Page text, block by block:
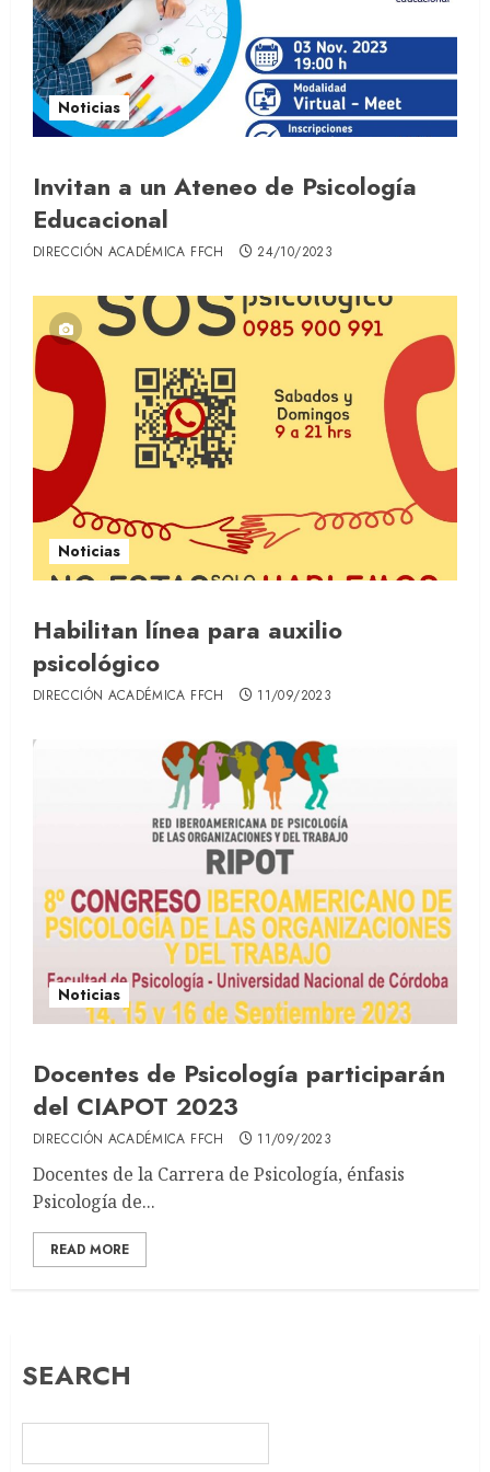
Noticias
Invitan a un Ateneo de Psicología
Educacional
DIRECCIÓN ACADÉMICA FFCH 24/10/2023
Noticias
Habilitan línea para auxilio
psicológico
DIRECCIÓN ACADÉMICA FFCH 11/09/2023
Noticias
Docentes de Psicología participarán
del CIAPOT 2023
DIRECCIÓN ACADÉMICA FFCH 11/09/2023
Docentes de la Carrera de Psicología, énfasis
Psicología de...
READ MORE
SEARCH